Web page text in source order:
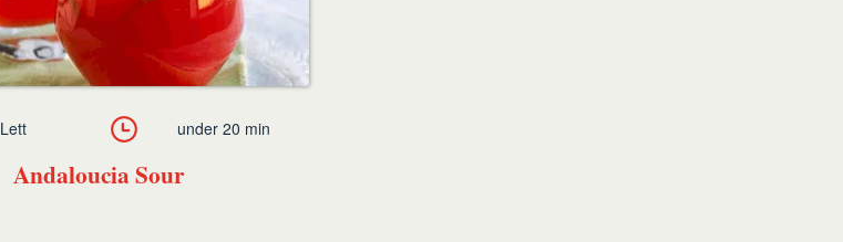
Andaloucia Sour
Lett under 20 min